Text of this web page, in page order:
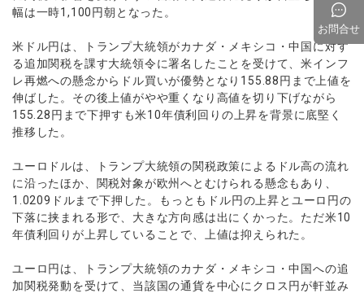
幅は一時1,100円朝となった。
米ドル円は、トランプ大統領がカナダ・メキシコ・中国に対す
る追加関税を課す大統領令に署名したことを受けて、米インフ
レ再燃への懸念からドル買いが優勢となり155.88円まで上値を
伸ばした。その後上値がやや重くなり高値を切り下げながら
155.28円まで下押すも米10年債利回りの上昇を背景に底堅く
推移した。
ユーロドルは、トランプ大統領の関税政策によるドル高の流れ
に沿ったほか、関税対象が欧州へとむけられる懸念もあり、
1.0209ドルまで下押した。もっともドル円の上昇とユーロ円の
下落に挟まれる形で、大きな方向感は出にくかった。ただ米10
年債利回りが上昇していることで、上値は抑えられた。
ユーロ円は、トランプ大統領のカナダ・メキシコ・中国への追
加関税発動を受けて、当該国の通貨を中心にクロス円が軒並み
お問合せ